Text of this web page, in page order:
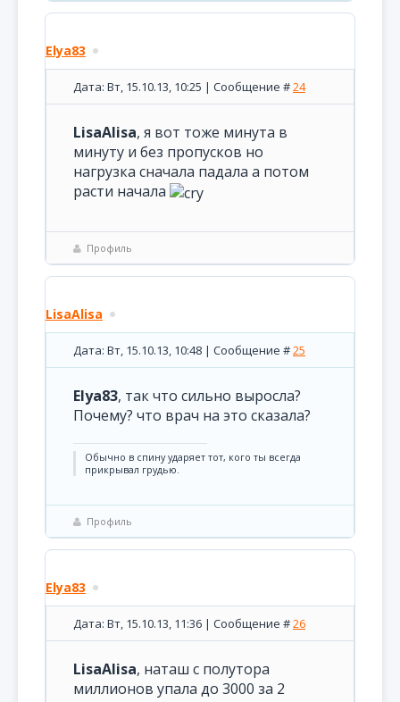
Elya83
Дата: Вт, 15.10.13, 10:25 | Сообщение #24
LisaAlisa, я вот тоже минута в
минуту и без пропусков но
нагрузка сначала падала а потом
расти начала
Профиль
LisaAlisa
Дата: Вт, 15.10.13, 10:48 | Сообщение #25
Elya83, так что сильно выросла?
Почему? что врач на это сказала?
Обычно в спину ударяет тот, кого ты всегда
прикрывал грудью.
Профиль
Elya83
Дата: Вт, 15.10.13, 11:36 | Сообщение #26
LisaAlisa, наташ с полутора
миллионов упала до 3000 за 2